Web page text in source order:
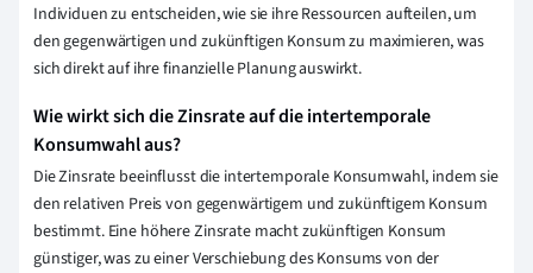
Individuen zu entscheiden, wie sie ihre Ressourcen aufteilen, um
den gegenwärtigen und zukünftigen Konsum zu maximieren, was
sich direkt auf ihre finanzielle Planung auswirkt.
Wie wirkt sich die Zinsrate auf die intertemporale
Konsumwahl aus?
Die Zinsrate beeinflusst die intertemporale Konsumwahl, indem sie
den relativen Preis von gegenwärtigem und zukünftigem Konsum
bestimmt. Eine höhere Zinsrate macht zukünftigen Konsum
günstiger, was zu einer Verschiebung des Konsums von der